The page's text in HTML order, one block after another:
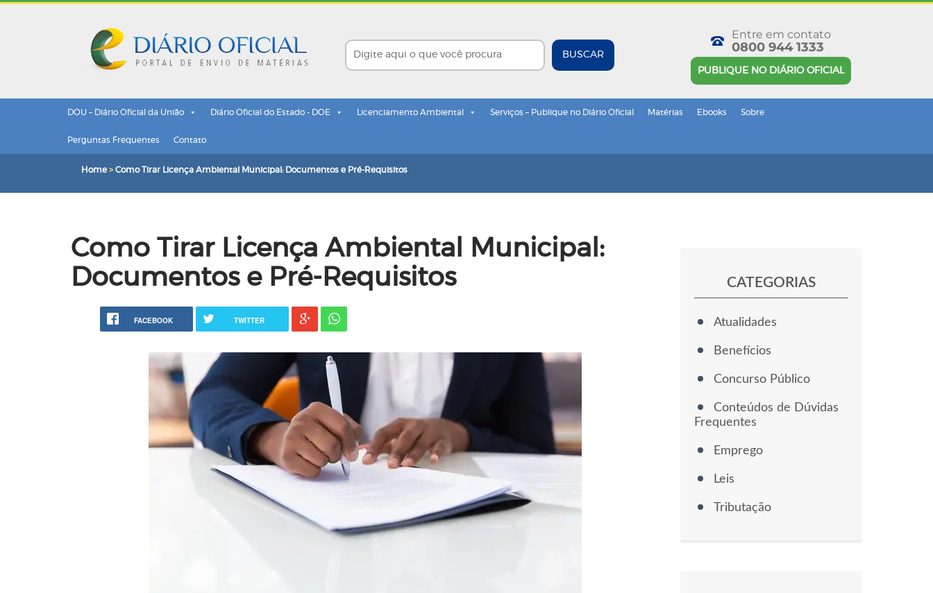
BUSCAR
Entre em contato
0800 944 1333
PUBLIQUE NO DIÁRIO OFICIAL
DOU – Diário Oficial da União Diário Oficial do Estado - DOE Licenciamento Ambiental Serviços – Publique no Diário Oficial Matérias Ebooks Sobre
Perguntas Frequentes Contato
Home > Como Tirar Licença Ambiental Municipal: Documentos e Pré-Requisitos
Como Tirar Licença Ambiental Municipal:
Documentos e Pré-Requisitos
FACEBOOK TWITTER
CATEGORIAS
Atualidades
Benefícios
Concurso Público
Conteúdos de Dúvidas
Frequentes
Emprego
Leis
Tributação